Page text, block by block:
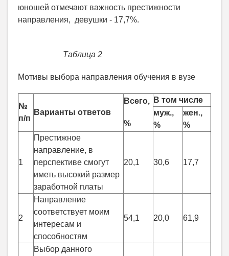
юношей отмечают важность престижности
направления, девушки - 17,7%.
Таблица 2
Мотивы выбора направления обучения в вузе
№
п/п
Варианты ответов
Всего,
%
В том числе
муж.,
%
жен.,
%
1
Престижное
направление, в
перспективе смогут
иметь высокий размер
заработной платы
20,1 30,6 17,7
2
Направление
соответствует моим
интересам и
способностям
54,1 20,0 61,9
Выбор данного